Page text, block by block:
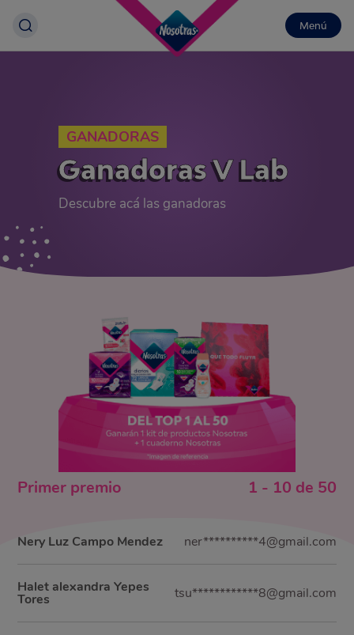
Menú
GANADORAS
Ganadoras V Lab
Descubre acá las ganadoras
Primer premio 1 - 10 de 50
Nery Luz Campo Mendez ner**********4@gmail.com
Halet alexandra Yepes
Tores tsu************8@gmail.com